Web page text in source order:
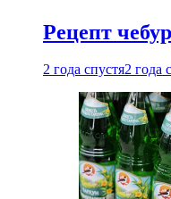
Рецепт
2 года спустя2 года